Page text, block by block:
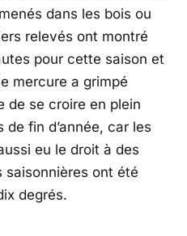
dans les bois ou
relevés ont montré
pour cette saison et
mercure a grimpé
de se croire en plein
fin d’année, car les
eu le droit à des
saisonnières ont été
degrés.